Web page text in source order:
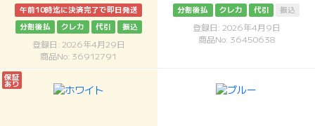
午前10時迄に決済完了で即日発送
分割後払
クレカ 代引 振込
登録日: 2026年4月29日
商品No: 36912791
分割後払 クレカ 代引 振込
登録日: 2026年4月9日
商品No: 36450638
保証
あり